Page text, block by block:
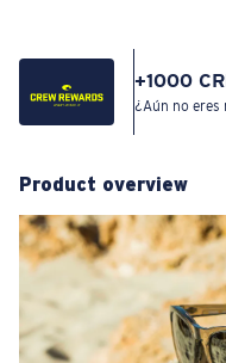
+1000
¿Aún no eres
Product overview